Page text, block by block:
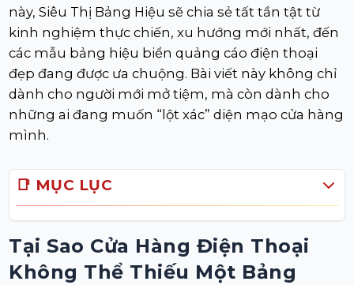
này, Siêu Thị Bảng Hiệu sẽ chia sẻ tất tần tật từ
kinh nghiệm thực chiến, xu hướng mới nhất, đến
các mẫu bảng hiệu biển quảng cáo điện thoại
đẹp đang được ưa chuộng. Bài viết này không chỉ
dành cho người mới mở tiệm, mà còn dành cho
những ai đang muốn “lột xác” diện mạo cửa hàng
mình.
📑 MỤC LỤC
Tại Sao Cửa Hàng Điện Thoại
Không Thể Thiếu Một Bảng